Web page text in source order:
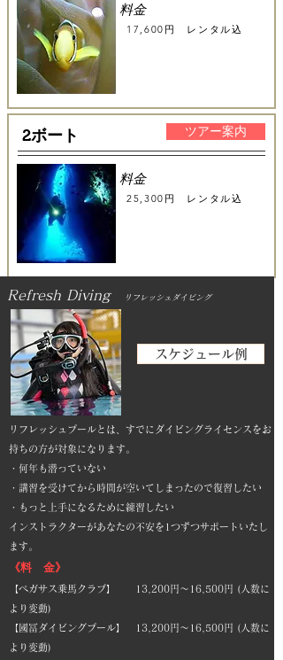
料金
17,600円 レンタル込
ツアー案内
2ボート
料金
25,300円 レンタル込
​Refresh Diving リフレッシュダイビング
スケジュール例
リフレッシュプールとは、すでにダイビングライセンスをお
持ちの方が対象になります。
・何年も潜っていない
・講習を受けてから時間が空いてしまったので復習したい​
・もっと上手になるために練習したい
インストラクターがあなたの不安を1つずつサポートいたし
ます。
《料 金》
【ペガサス乗馬クラブ】 13,200円～16,500円 (人数に
より変動)
【國冨ダイビングプール】 13,200円～16,500円 (人数に
より変動)